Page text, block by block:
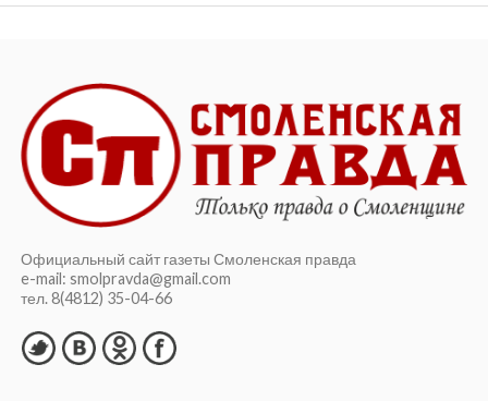
Официальный сайт газеты Смоленская правда
e-mail: smolpravda@gmail.com
тел. 8(4812) 35-04-66